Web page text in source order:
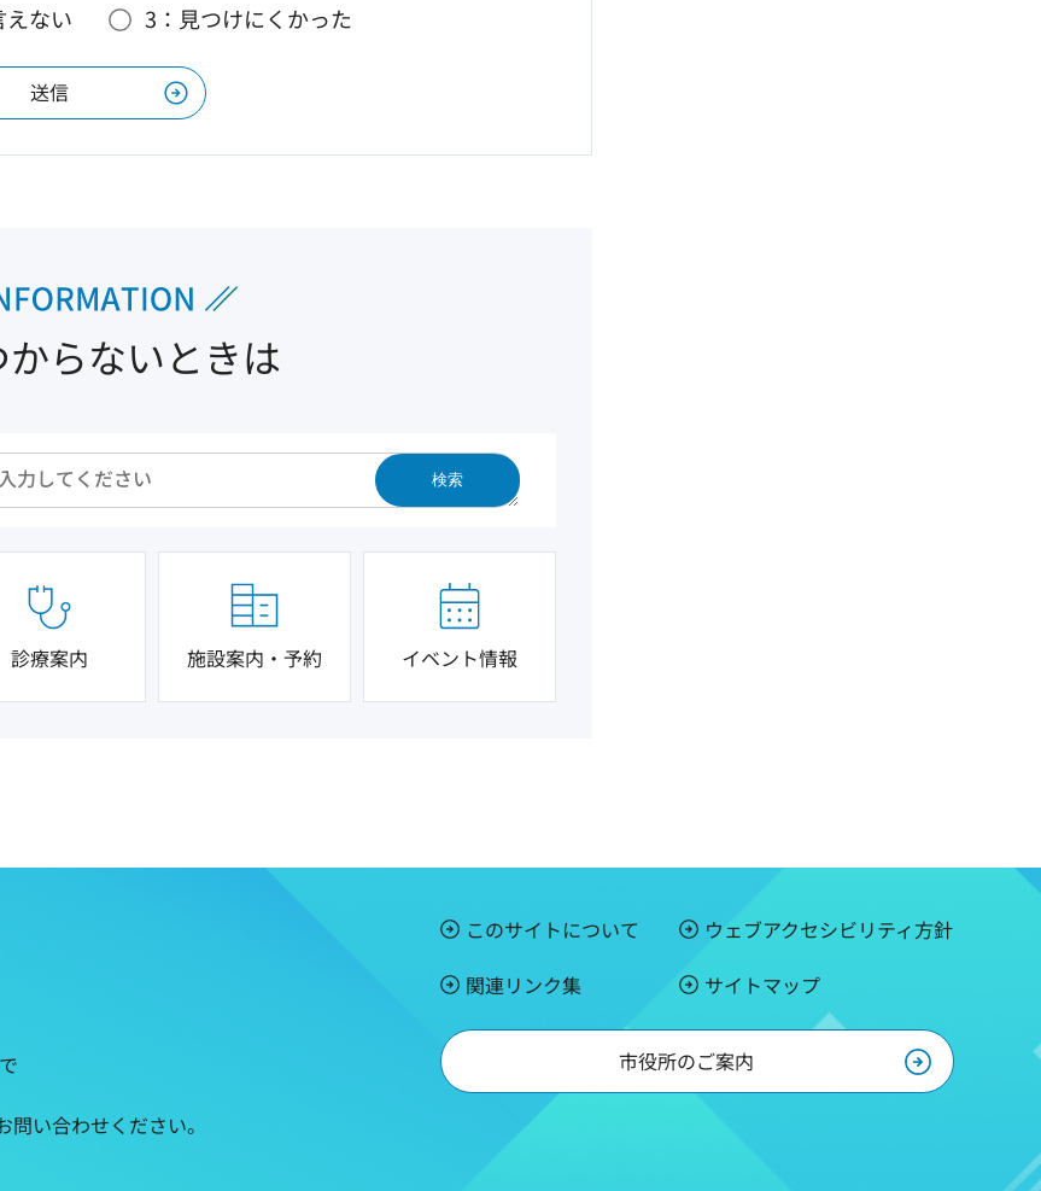
えない 3：見つけにくかった
らないときは
検索
診療案内 施設案内・予約 イベント情報
い合わせください。
このサイトについて
ウェブアクセシビリティ方針
関連リンク集
サイトマップ
市役所のご案内